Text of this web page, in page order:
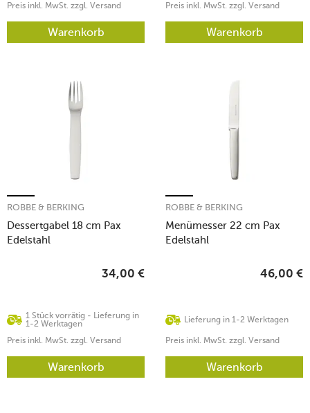
Preis inkl. MwSt. zzgl. Versand
Warenkorb
Preis inkl. MwSt. zzgl. Versand
Warenkorb
Dessertgabel 18 cm Pax
Edelstahl
ROBBE & BERKING
1 Stück vorrätig - Lieferung in
1-2 Werktagen
34,00 €
Preis inkl. MwSt. zzgl. Versand
Warenkorb
Menümesser 22 cm Pax
Edelstahl
ROBBE & BERKING
Lieferung in 1-2 Werktagen
46,00 €
Preis inkl. MwSt. zzgl. Versand
Warenkorb